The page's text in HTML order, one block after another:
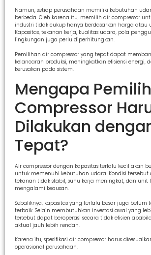
Namun, setiap perusahaan memiliki kebutuhan
berbeda. Oleh karena itu, memilih air compressor
industri tidak cukup hanya berdasarkan harga atau
Kapasitas, tekanan kerja, kualitas udara, pola
lingkungan juga perlu diperhitungkan.
Pemilihan air compressor yang tepat dapat
kelancaran produksi, meningkatkan efisiensi energi,
kerusakan pada sistem.
Mengapa
Compressor
Dilakukan
Tepat?
Air compressor dengan kapasitas terlalu kecil akan
untuk memenuhi kebutuhan udara. Kondisi
tekanan tidak stabil, suhu kerja meningkat, dan unit
mengalami keausan.
Sebaliknya, kapasitas yang terlalu besar juga
terbaik. Selain membutuhkan investasi awal yang
tersebut dapat beroperasi secara tidak efisien
aktual jauh lebih rendah.
Karena itu, spesifikasi air compressor harus
operasional perusahaan.